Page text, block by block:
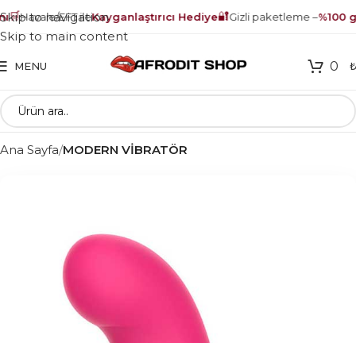
🛒Havale/EFT ileKayganlaştırıcı Hediye🔐Gizli paketleme –%100
Skip to navigation
Skip to main content
MENU 0 ₺
Ana Sayfa MODERN VİBRATÖR